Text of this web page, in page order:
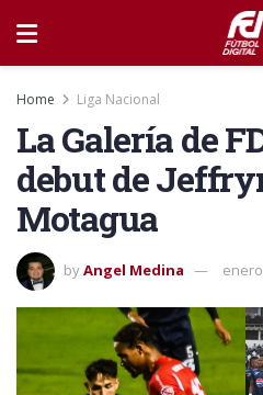
Home Liga Nacional
La Galería de
debut de
Motagua
byAngel Medina